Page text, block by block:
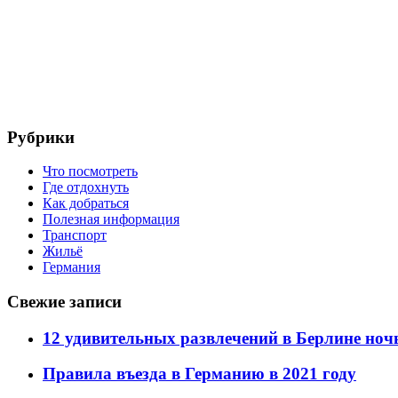
Рубрики
Что посмотреть
Где отдохнуть
Как добраться
Полезная информация
Транспорт
Жильё
Германия
Свежие записи
12 удивительных развлечений в Берлине
Правила въезда в Германию в 2021 году